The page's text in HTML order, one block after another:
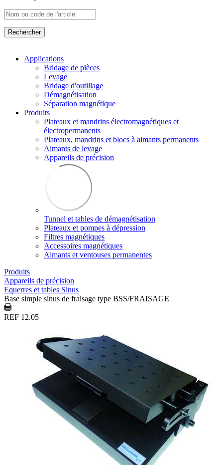
Applications
Bridage de pièces
Levage
Bridage d'outillage
Démagnétisation
Séparation magnétique
Produits
Plateaux et mandrins électromagnétiques et
électropermanents
Plateaux, mandrins et blocs à aimants permanents
Aimants de levage
Appareils de précision
Tunnel et tables de démagnétisation
Plateaux et pompes à dépression
Filtres magnétiques
Accessoires magnétiques
Aimants et ventouses permanentes
Produits
Appareils de précision
Equerres et tables Sinus
Base simple sinus de fraisage type BSS/FRAISAGE
REF 12.05